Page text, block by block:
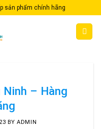
sản phẩm chính hãng
Ninh – Hàng
BYADMIN